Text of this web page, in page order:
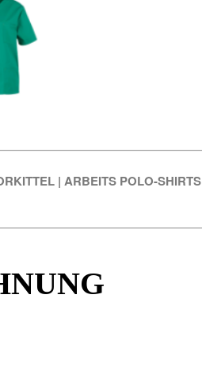
| ARBEITS POLO-SHIRTS